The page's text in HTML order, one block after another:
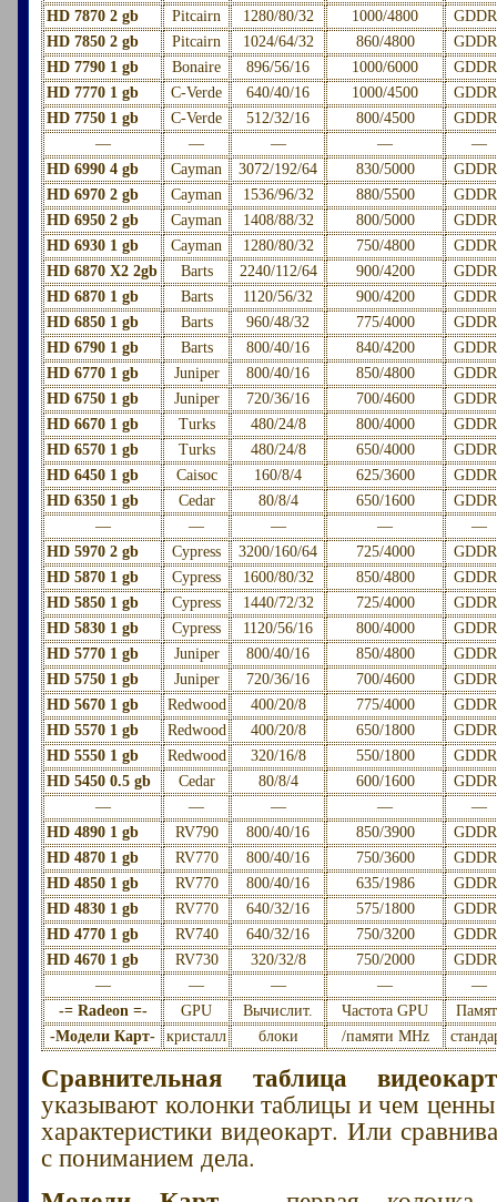
HD 7870 2 gb
Pitcairn 1280/80/32 1000/4800
HD 7850 2 gb
Pitcairn 1024/64/32 860/4800
HD 7790 1 gb
Bonaire 896/56/16 1000/6000
HD 7770 1 gb
C-Verde 640/40/16 1000/4500
HD 7750 1 gb
C-Verde 512/32/16 800/4500
—
— — —
—
HD 6990 4 gb
Cayman 3072/192/64 830/5000
HD 6970 2 gb
Cayman 1536/96/32 880/5500
HD 6950 2 gb
Cayman 1408/88/32 800/5000
HD 6930 1 gb
Cayman 1280/80/32 750/4800
HD 6870 X2 2gb
Barts 2240/112/64 900/4200
HD 6870 1 gb
Barts 1120/56/32 900/4200
HD 6850 1 gb
Barts 960/48/32 775/4000
HD 6790 1 gb
Barts 800/40/16 840/4200
HD 6770 1 gb
Juniper 800/40/16 850/4800
HD 6750 1 gb
Juniper 720/36/16 700/4600
HD 6670 1 gb
Turks 480/24/8 800/4000
HD 6570 1 gb
Turks 480/24/8 650/4000
HD 6450 1 gb
Caisoc 160/8/4 625/3600
HD 6350 1 gb
Cedar 80/8/4 650/1600
—
— — —
—
HD 5970 2 gb
Cypress 3200/160/64 725/4000
HD 5870 1 gb
Cypress 1600/80/32 850/4800
HD 5850 1 gb
Cypress 1440/72/32 725/4000
HD 5830 1 gb
Cypress 1120/56/16 800/4000
HD 5770 1 gb
Juniper 800/40/16 850/4800
HD 5750 1 gb
Juniper 720/36/16 700/4600
HD 5670 1 gb
Redwood 400/20/8 775/4000
HD 5570 1 gb
Redwood 400/20/8 650/1800
HD 5550 1 gb
Redwood 320/16/8 550/1800
HD 5450 0.5 gb
Cedar 80/8/4 600/1600
—
— — —
—
HD 4890 1 gb
RV790 800/40/16 850/3900
HD 4870 1 gb
RV770 800/40/16 750/3600
HD 4850 1 gb
RV770 800/40/16 635/1986
HD 4830 1 gb
RV770 640/32/16 575/1800
HD 4770 1 gb
RV740 640/32/16 750/3200
HD 4670 1 gb
RV730 320/32/8 750/2000
—
— — —
—
-= Radeon =-
GPU Вычислит. Частота GPU
-Модели Карт-
кристалл блоки /памяти MHz
Сравнительная таблица видеокарт
указывают колонки таблицы и чем
характеристики видеокарт. Или
с пониманием дела.